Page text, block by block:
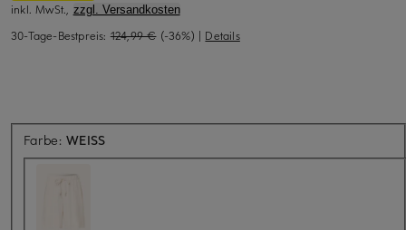
inkl. MwSt., zzgl. Versandkosten
30-Tage-Bestpreis: 124,99 € (-36%) | Details
Farbe:WEISS